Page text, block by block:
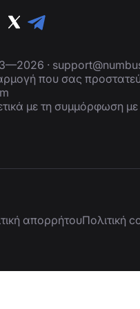
·
που σας
με τη συμμόρφωση με
απορρήτουΠολιτική